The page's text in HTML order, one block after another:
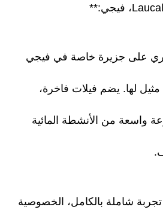
على جزيرة خاصة في فيجي
لها. يضم فيلات فاخرة،
واسعة من الأنشطة المائية
شاملة بالكامل، الخصوصية